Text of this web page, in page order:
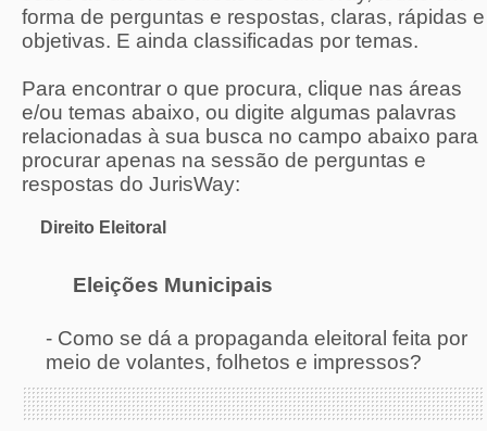
forma de perguntas e respostas, claras, rápidas e
objetivas. E ainda classificadas por temas.
Para encontrar o que procura, clique nas áreas
e/ou temas abaixo, ou digite algumas palavras
relacionadas à sua busca no campo abaixo para
procurar apenas na sessão de perguntas e
respostas do JurisWay:
Direito Eleitoral
Eleições Municipais
- Como se dá a propaganda eleitoral feita por
meio de volantes, folhetos e impressos?